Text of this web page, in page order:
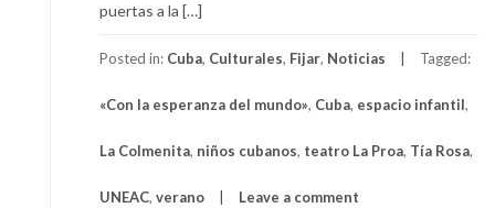
puertas a la […]
Posted in: Cuba, Culturales, Fijar, Noticias Tagged:
«Con la esperanza del mundo», Cuba, espacio infantil,
La Colmenita, niños cubanos, teatro La Proa, Tía Rosa,
UNEAC, verano Leave a comment